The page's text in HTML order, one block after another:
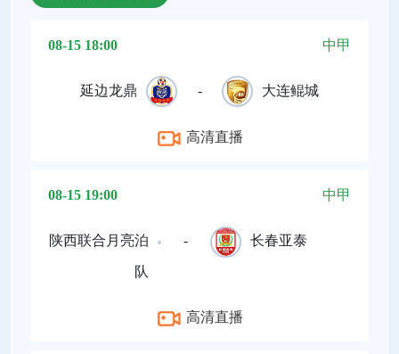
08-15 18:00 中甲
延边龙鼎 - 大连鲲城
高清直播
08-15 19:00 中甲
陕西联合月亮泊
队
- 长春亚泰
高清直播